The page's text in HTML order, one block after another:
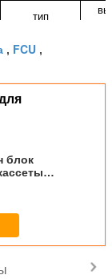
тип
мм
, FCU ,
блок